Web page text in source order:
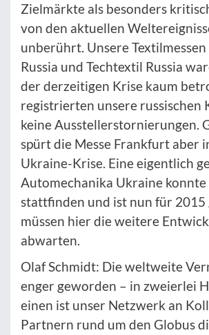
Zielmärkte als besonders
von den aktuellen
unberührt. Unsere
Russia und Techtextil Russia
der derzeitigen Krise kaum
registrierten unsere russischen
keine Ausstellerstornierungen.
spürt die Messe Frankfurt aber
Ukraine-Krise. Eine eigentlich
Automechanika Ukraine
stattfinden und ist nun für 2015
müssen hier die weitere
abwarten.
Olaf Schmidt: Die weltweite
enger geworden – in zweierlei
einen ist unser Netzwerk an
Partnern rund um den Globus